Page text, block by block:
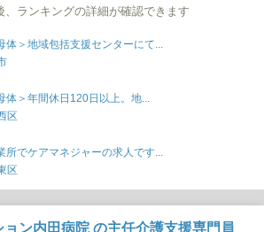
ランキングの詳細が確認できます
体＞地域包括支援センターにて...
体＞年間休日120日以上。地...
区
所でケアマネジャーの求人です...
区
ン内田病院 の主任介護支援専門員